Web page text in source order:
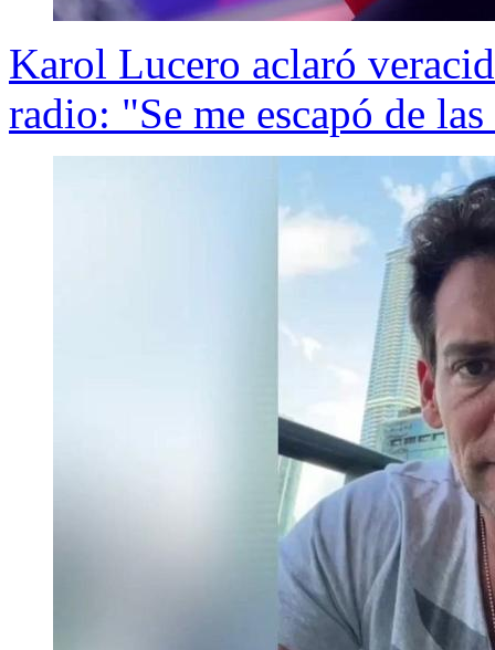
Karol Lucero aclaró
radio: "Se me escapó de